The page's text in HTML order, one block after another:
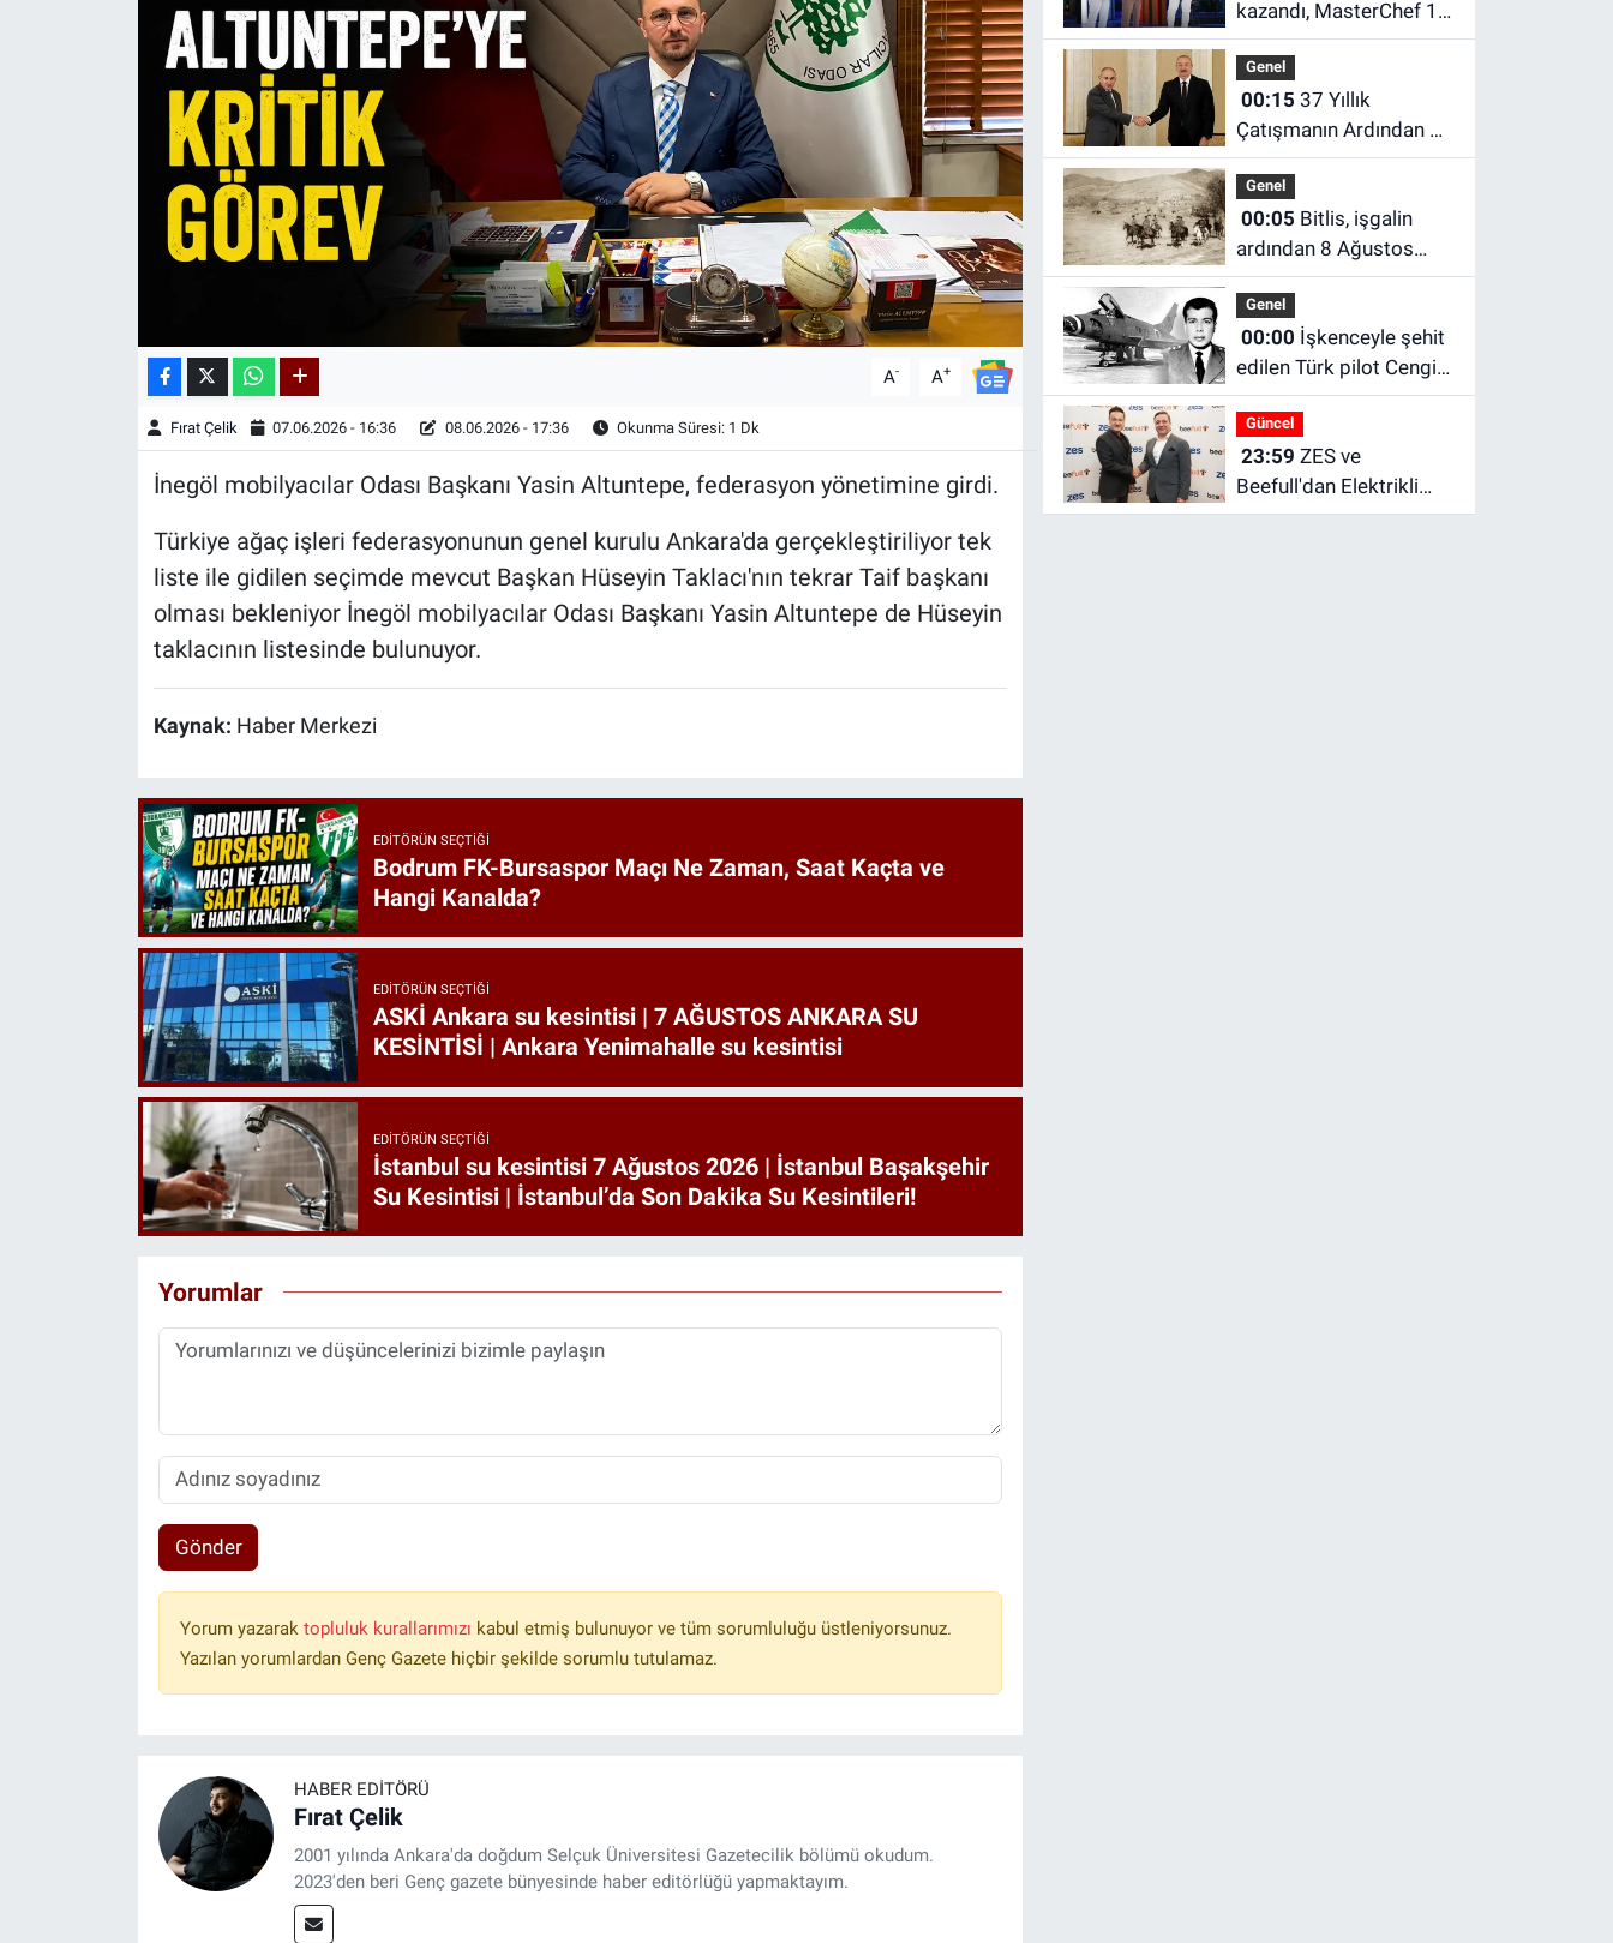
A- A+
Fırat Çelik 07.06.2026 - 16:36 08.06.2026 - 17:36 Okunma Süresi: 1 Dk
İnegöl mobilyacılar Odası Başkanı Yasin Altuntepe, federasyon yönetimine girdi.
Türkiye ağaç işleri federasyonunun genel kurulu Ankara'da gerçekleştiriliyor tek
liste ile gidilen seçimde mevcut Başkan Hüseyin Taklacı'nın tekrar Taif başkanı
olması bekleniyor İnegöl mobilyacılar Odası Başkanı Yasin Altuntepe de Hüseyin
taklacının listesinde bulunuyor.
Kaynak: Haber Merkezi
EDITÖRÜN SEÇTIĞI
Bodrum FK-Bursaspor Maçı Ne Zaman, Saat Kaçta ve
Hangi Kanalda?
EDITÖRÜN SEÇTIĞI
ASKİ Ankara su kesintisi | 7 AĞUSTOS ANKARA SU
KESİNTİSİ | Ankara Yenimahalle su kesintisi
EDITÖRÜN SEÇTIĞI
İstanbul su kesintisi 7 Ağustos 2026 | İstanbul Başakşehir
Su Kesintisi | İstanbul’da Son Dakika Su Kesintileri!
Yorumlar
Gönder
Yorum yazarak topluluk kurallarımızı kabul etmiş bulunuyor ve tüm sorumluluğu üstleniyorsunuz.
Yazılan yorumlardan Genç Gazete hiçbir şekilde sorumlu tutulamaz.
HABER EDITÖRÜ
Fırat Çelik
2001 yılında Ankara'da doğdum Selçuk Üniversitesi Gazetecilik bölümü okudum.
2023'den beri Genç gazete bünyesinde haber editörlüğü yapmaktayım.
kazandı, MasterChef 19.
Yarışmacı Kim Oldu, 7
Ağustos’ta Ana Kadroya
Kim Girdi?
Genel
00:15
Çatışmanın Ardından Bir
Yıl Sonra: Azerbaycan
ve Ermenistan Barışında
Kritik Süreç
Genel
00:05
ardından 8 Ağustos
1916'da yeniden vatan
toprağı oldu
Genel
00:00
edilen Türk pilot Cengiz
Topel anılıyor
Güncel
23:59
Beefull'dan Elektrikli
Araç Sahiplerine Büyük
Kadın & Aile
Kültür & Sanat
Yazarlar